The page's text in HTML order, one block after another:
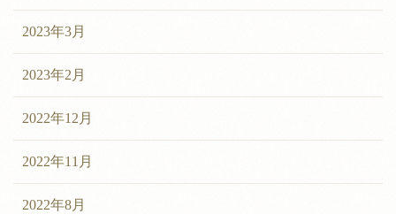
2023年3月
2023年2月
2022年12月
2022年11月
2022年8月